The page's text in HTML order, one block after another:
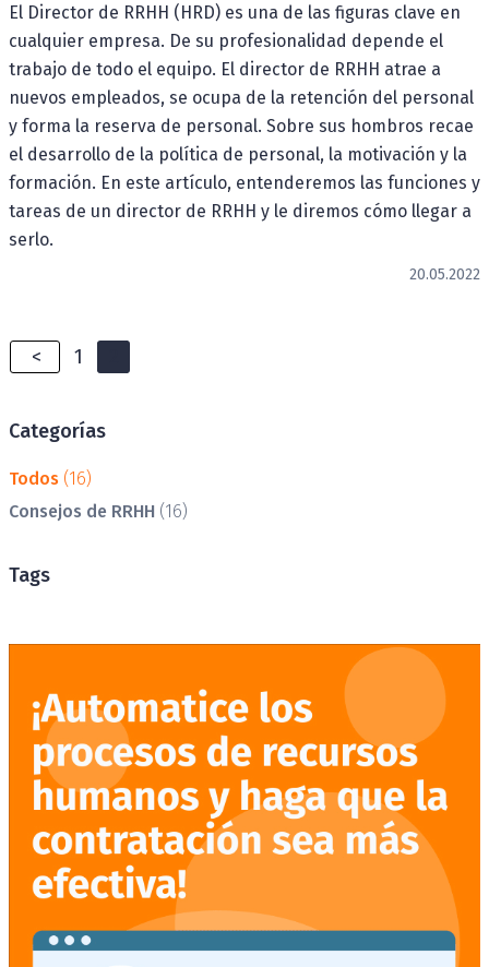
El Director de RRHH (HRD) es una de las figuras clave en
cualquier empresa. De su profesionalidad depende el
trabajo de todo el equipo. El director de RRHH atrae a
nuevos empleados, se ocupa de la retención del personal
y forma la reserva de personal. Sobre sus hombros recae
el desarrollo de la política de personal, la motivación y la
formación. En este artículo, entenderemos las funciones y
tareas de un director de RRHH y le diremos cómo llegar a
serlo.
20.05.2022
< 1
Categorías
Todos (16)
Consejos de RRHH (16)
Tags